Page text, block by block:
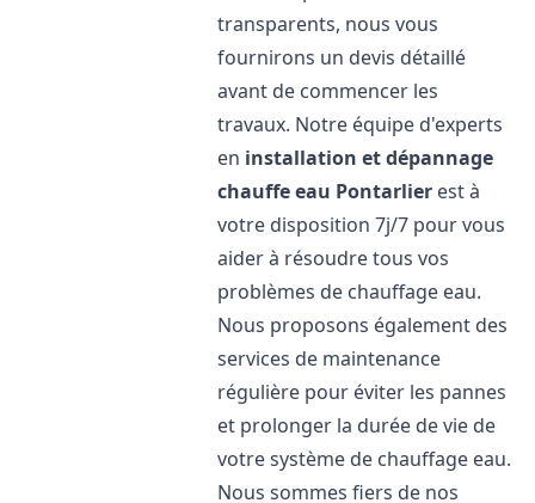
transparents, nous vous
fournirons un devis détaillé
avant de commencer les
travaux. Notre équipe d'experts
en installation et dépannage
chauffe eau Pontarlier est à
votre disposition 7j/7 pour vous
aider à résoudre tous vos
problèmes de chauffage eau.
Nous proposons également des
services de maintenance
régulière pour éviter les pannes
et prolonger la durée de vie de
votre système de chauffage eau.
Nous sommes fiers de nos